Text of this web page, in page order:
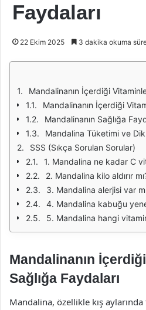
Faydaları
22 Ekim 2025 3 dakika okuma
Mandalinanın İçerdiği
Mandalinanın İçerdiği
Mandalinanın Sağlığa
Mandalina Tüketimi ve
SSS (Sıkça Sorulan Sorular)
1. Mandalina ne kadar C
2. Mandalina kilo aldırır
3. Mandalina alerjisi var
4. Mandalina kabuğu
5. Mandalina hangi
Mandalinanın
Sağlığa Faydaları
Mandalina, özellikle kış